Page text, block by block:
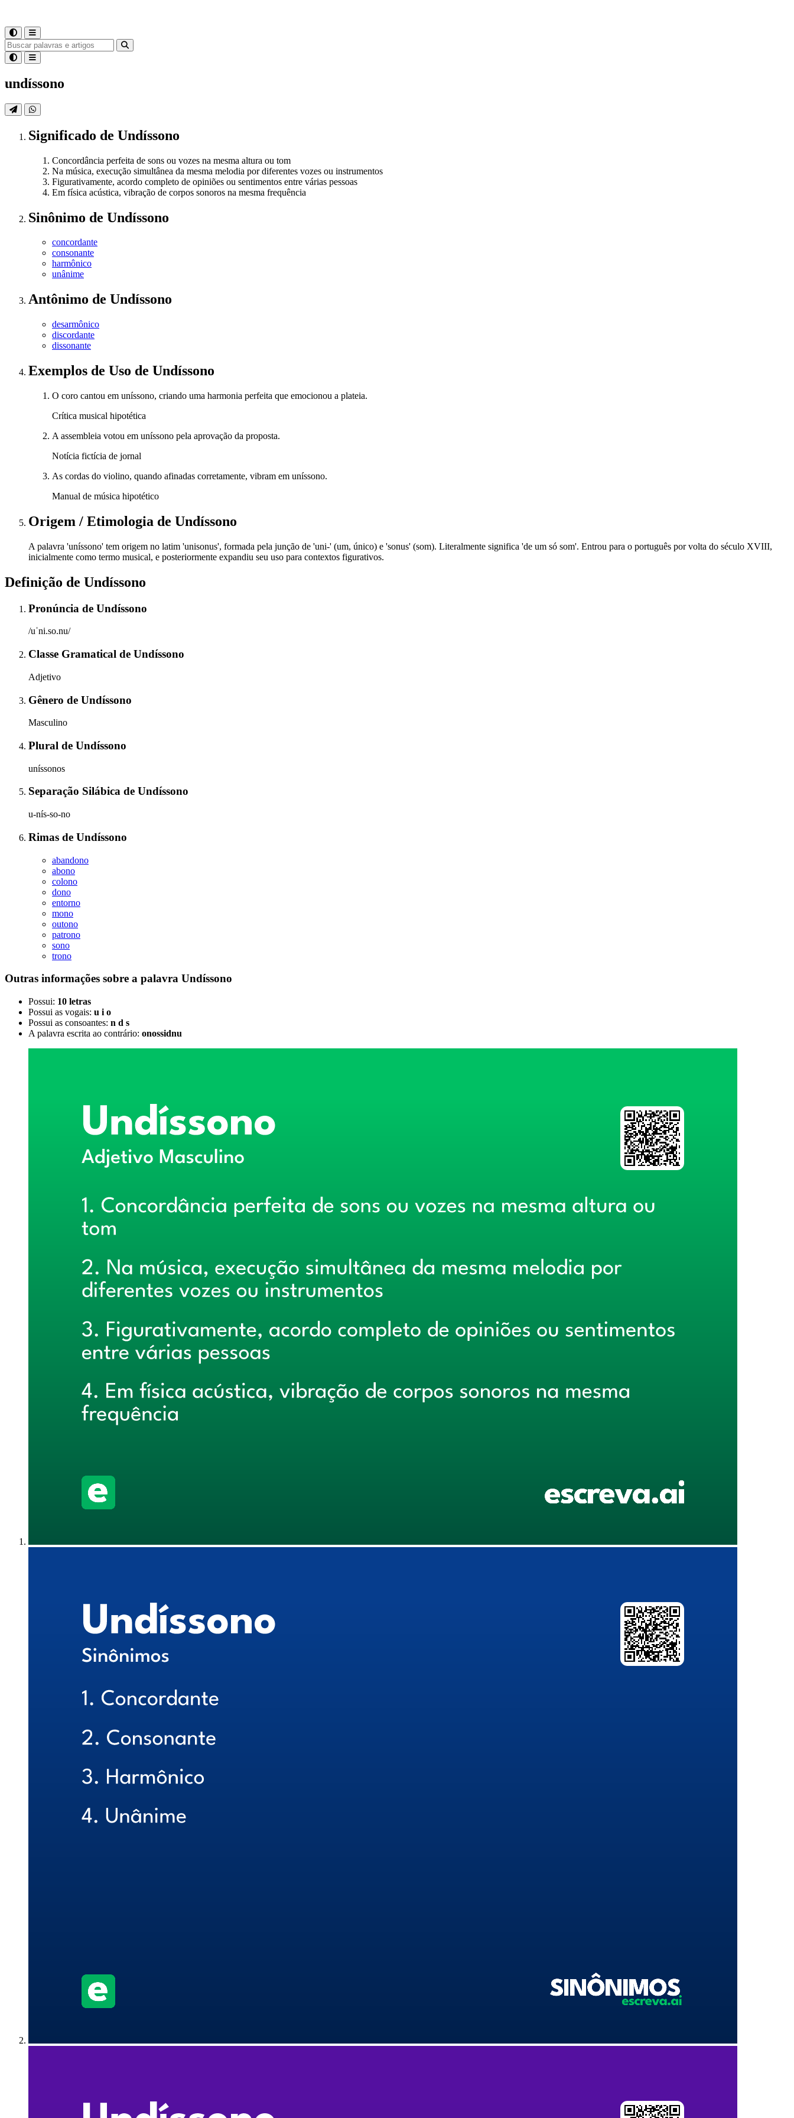
undíssono
Significado de Undíssono
Concordância perfeita de sons ou vozes na mesma altura ou tom
Na música, execução simultânea da mesma melodia por diferentes vozes ou instrumentos
Figurativamente, acordo completo de opiniões ou sentimentos entre várias pessoas
Em física acústica, vibração de corpos sonoros na mesma frequência
Sinônimo de Undíssono
concordante
consonante
harmônico
unânime
Antônimo de Undíssono
desarmônico
discordante
dissonante
Exemplos de Uso de Undíssono
O coro cantou em uníssono, criando uma harmonia perfeita que emocionou a plateia.
Crítica musical hipotética
A assembleia votou em uníssono pela aprovação da proposta.
Notícia fictícia de jornal
As cordas do violino, quando afinadas corretamente, vibram em uníssono.
Manual de música hipotético
Origem / Etimologia de Undíssono
A palavra 'uníssono' tem origem no latim 'unisonus', formada pela junção de 'uni-' (um, único) e 'sonus' (som). Literalmente significa 'de um só som'. Entrou para o português por volta do século XVIII,
inicialmente como termo musical, e posteriormente expandiu seu uso para contextos figurativos.
Definição de Undíssono
Pronúncia de Undíssono
/uˈni.so.nu/
Classe Gramatical de Undíssono
Adjetivo
Gênero de Undíssono
Masculino
Plural de Undíssono
uníssonos
Separação Silábica de Undíssono
u-nís-so-no
Rimas de Undíssono
abandono
abono
colono
dono
entorno
mono
outono
patrono
sono
trono
Outras informações sobre a palavra Undíssono
Possui: 10 letras
Possui as vogais: u i o
Possui as consoantes: n d s
A palavra escrita ao contrário: onossidnu